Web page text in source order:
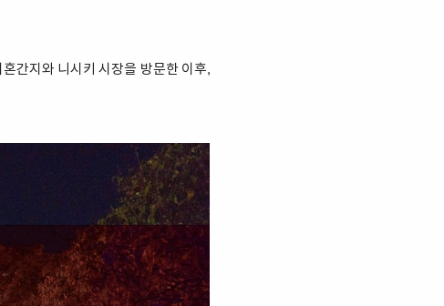
간지와 니시키 시장을 방문한 이후,